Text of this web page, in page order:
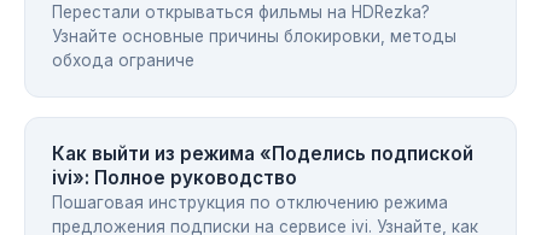
Перестали открываться фильмы на HDRezka?
Узнайте основные причины блокировки, методы
обхода ограниче
Как выйти из режима «Поделись подпиской
ivi»: Полное руководство
Пошаговая инструкция по отключению режима
предложения подписки на сервисе ivi. Узнайте, как